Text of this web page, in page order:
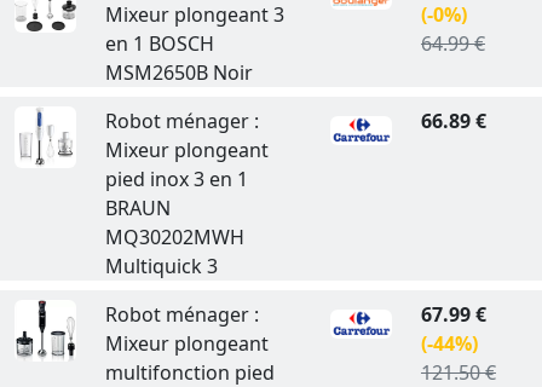
Mixeur plongeant 3
en 1 BOSCH
MSM2650B Noir
(-0%)
64.99 €
Robot ménager :
Mixeur plongeant
pied inox 3 en 1
BRAUN
MQ30202MWH
Multiquick 3
66.89 €
Robot ménager :
Mixeur plongeant
multifonction pied
67.99 €
(-44%)
121.50 €